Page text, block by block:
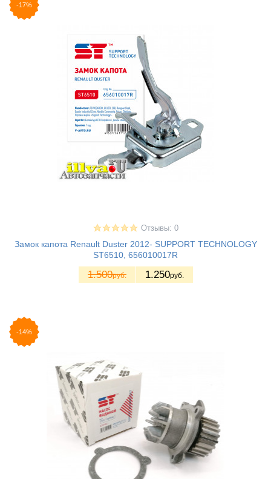
-17%
Отзывы: 0
Замок капота Renault Duster 2012- SUPPORT TECHNOLOGY
ST6510, 656010017R
1.500руб. 1.250руб.
-14%